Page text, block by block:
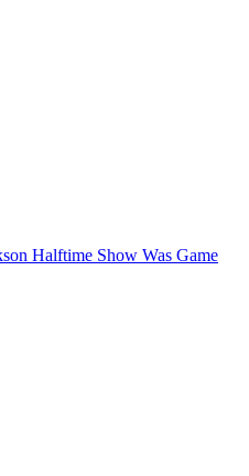
Halftime Show Was Game